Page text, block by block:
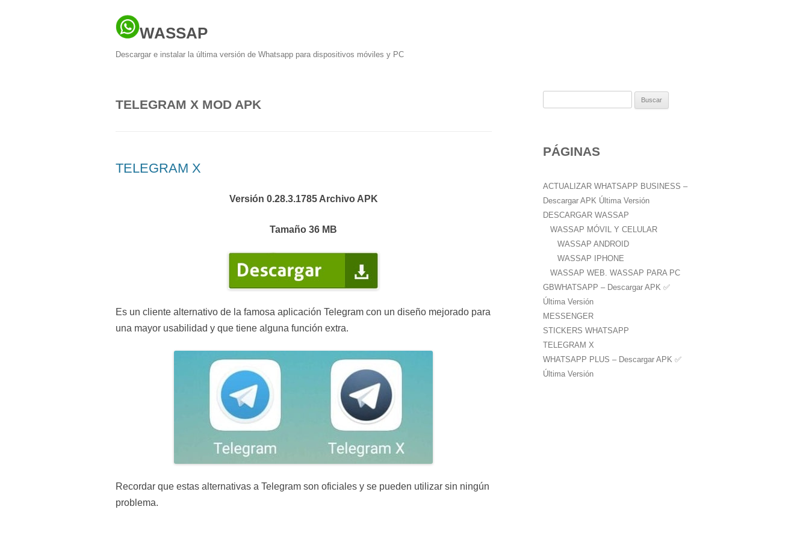
WASSAP
Descargar e instalar la última versión de Whatsapp para dispositivos móviles y PC
TELEGRAM X MOD APK
TELEGRAM X
Versión 0.28.3.1785 Archivo APK
Tamaño 36 MB
Es un cliente alternativo de la famosa aplicación Telegram con un diseño mejorado para
una mayor usabilidad y que tiene alguna función extra.
Recordar que estas alternativas a Telegram son oficiales y se pueden utilizar sin ningún
problema.
a
:
PÁGINAS
ACTUALIZAR WHATSAPP BUSINESS –
Descargar APK Última Versión
DESCARGAR WASSAP
WASSAP MÓVIL Y CELULAR
WASSAP ANDROID
WASSAP IPHONE
WASSAP WEB. WASSAP PARA PC
GBWHATSAPP – Descargar APK ✅️
Última Versión
MESSENGER
STICKERS WHATSAPP
TELEGRAM X
WHATSAPP PLUS – Descargar APK ✅️
Última Versión